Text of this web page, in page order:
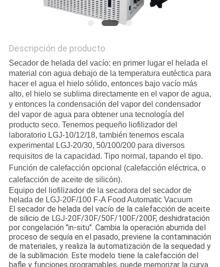
Descripción de producto
Secador de helada del vacío: en primer lugar el helada el
material con agua debajo de la temperatura eutéctica para
hacer el agua el hielo sólido, entonces bajo vacío más
alto, el hielo se sublima directamente en el vapor de agua,
y entonces la condensación del vapor del condensador
del vapor de agua para obtener una tecnología del
producto seco. Tenemos pequeño liofilizador del
laboratorio LGJ-10/12/18, también tenemos escala
experimental LGJ-20/30, 50/100/200 para diversos
requisitos de la capacidad. Tipo normal, tapando el tipo.
Función de calefacción opcional (calefacción eléctrica, o
calefacción de aceite de silicón).
Equipo del liofilizador de la secadora del secador de
helada de LGJ-20F/100 F-A Food Automatic Vacuum
El secador de helada del vacío de la calefacción de aceite
de silicio de LGJ-20F/30F/50F/100F/200F, deshidratación
por congelación "in-situ". Cambia la operación aburrida del
proceso de sequía en el pasado, previene la contaminación
de materiales, y realiza la automatización de la sequedad y
de la sublimación. Este modelo tiene la calefacción del
bafle y funciones programables, puede memorizar la curva